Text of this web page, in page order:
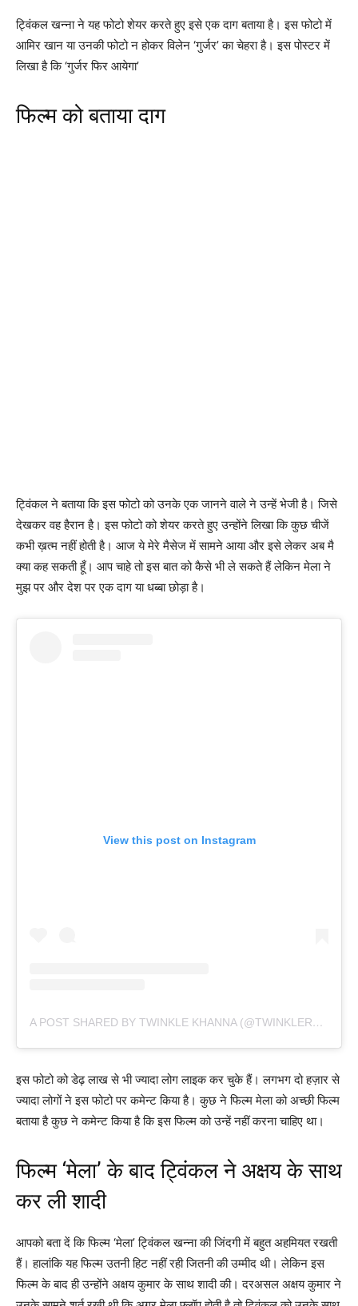
ट्विंकल खन्ना ने यह फोटो शेयर करते हुए इसे एक दाग बताया है। इस फोटो में
आमिर खान या उनकी फोटो न होकर विलेन ‘गुर्जर’ का चेहरा है। इस पोस्टर में
लिखा है कि ‘गुर्जर फिर आयेगा’
फिल्म को बताया दाग
ट्विंकल ने बताया कि इस फोटो को उनके एक जानने वाले ने उन्हें भेजी है। जिसे
देखकर वह हैरान है। इस फोटो को शेयर करते हुए उन्होंने लिखा कि कुछ चीजें
कभी ख़त्म नहीं होती है। आज ये मेरे मैसेज में सामने आया और इसे लेकर अब मै
क्या कह सकती हूँ। आप चाहे तो इस बात को कैसे भी ले सकते हैं लेकिन मेला ने
मुझ पर और देश पर एक दाग या धब्बा छोड़ा है।
View this post on Instagram
A POST SHARED BY TWINKLE KHANNA (@TWINKLERKHANNA)
इस फोटो को डेढ़ लाख से भी ज्यादा लोग लाइक कर चुके हैं। लगभग दो हज़ार से
ज्यादा लोगों ने इस फोटो पर कमेन्ट किया है। कुछ ने फिल्म मेला को अच्छी फिल्म
बताया है कुछ ने कमेन्ट किया है कि इस फिल्म को उन्हें नहीं करना चाहिए था।
फिल्म ‘मेला’ के बाद ट्विंकल ने अक्षय के साथ
कर ली शादी
आपको बता दें कि फिल्म ‘मेला’ ट्विंकल खन्ना की जिंदगी में बहुत अहमियत रखती
हैं। हालांकि यह फिल्म उतनी हिट नहीं रही जितनी की उम्मीद थी। लेकिन इस
फिल्म के बाद ही उन्होंने अक्षय कुमार के साथ शादी की। दरअसल अक्षय कुमार ने